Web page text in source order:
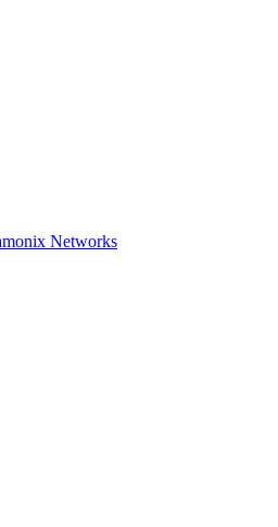
Networks